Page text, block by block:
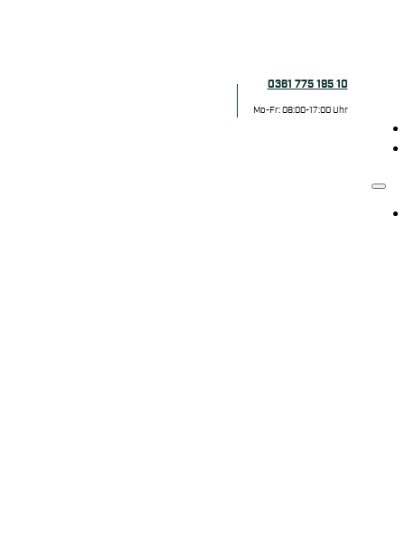
0361 775 195 10
Mo-Fr: 08:00-17:00 Uhr